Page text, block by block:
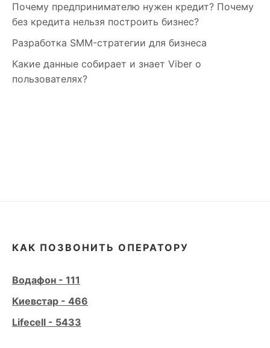
Почему предпринимателю нужен кредит? Почему
без кредита нельзя построить бизнес?
Разработка SMM-стратегии для бизнеса
Какие данные собирает и знает Viber о
пользователях?
КАК ПОЗВОНИТЬ ОПЕРАТОРУ
Водафон - 111
Киевстар - 466
Lifecell - 5433